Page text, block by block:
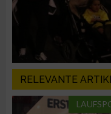
RELEVANTE
Geräte anhand von
Nicht-IAB-
Notwendig